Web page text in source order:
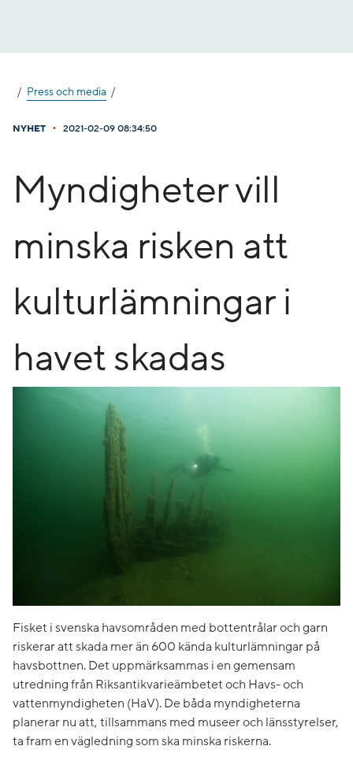
Press och media
NYHET • 2021-02-09 08:34:50
Myndigheter vill
minska risken att
kulturlämningar i
havet skadas
Fisket i svenska havsområden med bottentrålar och garn
riskerar att skada mer än 600 kända kulturlämningar på
havsbottnen. Det uppmärksammas i en gemensam
utredning från Riksantikvarieämbetet och Havs- och
vattenmyndigheten (HaV). De båda myndigheterna
planerar nu att, tillsammans med museer och länsstyrelser,
ta fram en vägledning som ska minska riskerna.